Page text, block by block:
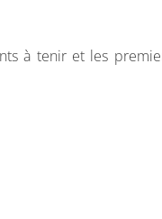
à tenir et les